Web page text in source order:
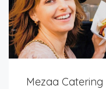
Mezaa Catering